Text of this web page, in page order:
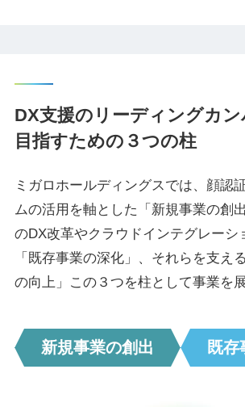
DX支援のリーディングカン
目指すための３つの柱
ミガロホールディングスでは、顔認
ムの活用を軸とした「新規事業の創
のDX改革やクラウドインテグレーシ
「既存事業の深化」、それらを支え
の向上」この３つを柱として事業を
新規事業の創出 既存